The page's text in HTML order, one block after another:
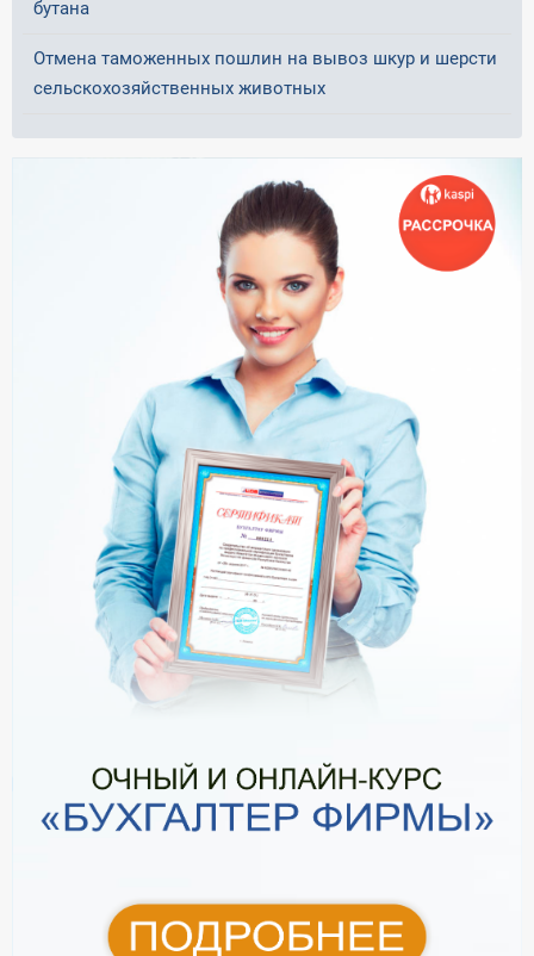
бутана
Отмена таможенных пошлин на вывоз шкур и шерсти
сельскохозяйственных животных